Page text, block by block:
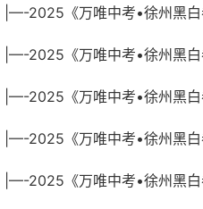
| |—-2025《万唯中考•徐州黑
| |—-2025《万唯中考•徐州黑
| |—-2025《万唯中考•徐州黑
| |—-2025《万唯中考•徐州黑
| |—-2025《万唯中考•徐州黑